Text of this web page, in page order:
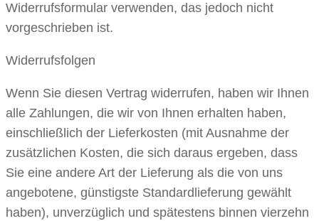
Widerrufsformular verwenden, das jedoch nicht
vorgeschrieben ist.
Widerrufsfolgen
Wenn Sie diesen Vertrag widerrufen, haben wir Ihnen
alle Zahlungen, die wir von Ihnen erhalten haben,
einschließlich der Lieferkosten (mit Ausnahme der
zusätzlichen Kosten, die sich daraus ergeben, dass
Sie eine andere Art der Lieferung als die von uns
angebotene, günstigste Standardlieferung gewählt
haben), unverzüglich und spätestens binnen vierzehn